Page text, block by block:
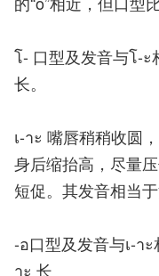
โ- 口型及发音与โ-ะ
长。
เ-าะ 嘴唇稍稍收圆
身后缩抬高，尽量
短促。其发音相当
-อ口型及发音与เ-า
าะ 长